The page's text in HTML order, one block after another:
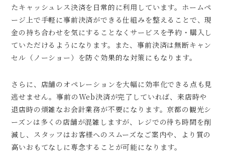
たキャッシュレス決済を日常的に利用しています。ホームペ
ージ上で手軽に事前決済ができる仕組みを整えることで、現
金の持ち合わせを気にすることなくサービスを予約・購入し
ていただけるようになります。また、事前決済は無断キャン
セル（ノーショー）を防ぐ効果的な対策にもなります。
さらに、店舗のオペレーションを大幅に効率化できる点も見
逃せません。事前のWeb決済が完了していれば、来店時や
退店時の煩雑なお会計業務が不要になります。京都の観光シ
ーズンは多くの店舗が混雑しますが、レジでの待ち時間を削
減し、スタッフはお客様へのスムーズなご案内や、より質の
高いおもてなしに専念することが可能になります。